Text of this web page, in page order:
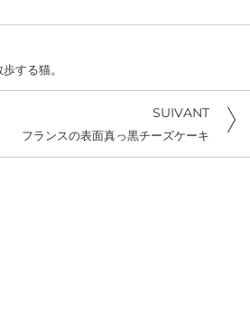
する猫。
SUIVANT
フランスの表面真っ黒チーズケーキ